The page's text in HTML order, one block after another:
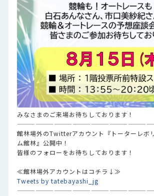
みなさまのご来場お待ちしております！
館林場外のTwitterアカウント『トーターレボ
ム館林』公開中！
皆様のフォローをお待ちしております！
≪館林場外アカウントはコチラ↓≫
Tweets by tatebayashi_jg